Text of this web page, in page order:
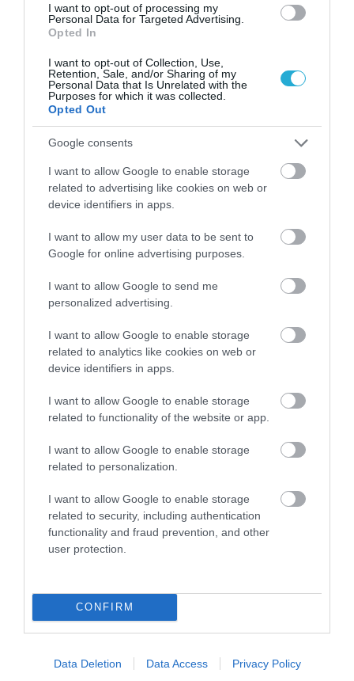
I want to opt-out of processing my
Personal Data for Targeted Advertising.
Opted In
I want to opt-out of Collection, Use,
Retention, Sale, and/or Sharing of my
Personal Data that Is Unrelated with the
Purposes for which it was collected.
Opted Out
Google consents
I want to allow Google to enable storage
related to advertising like cookies on web or
device identifiers in apps.
I want to allow my user data to be sent to
Google for online advertising purposes.
I want to allow Google to send me
personalized advertising.
I want to allow Google to enable storage
related to analytics like cookies on web or
device identifiers in apps.
I want to allow Google to enable storage
related to functionality of the website or app.
I want to allow Google to enable storage
related to personalization.
I want to allow Google to enable storage
related to security, including authentication
functionality and fraud prevention, and other
user protection.
CONFIRM
Data Deletion Data Access Privacy Policy
13.07.2026 18:01
Η διατροφή που μειώνει τη φλεγμονή στον
οργανισμό – Οι τροφές που προστατεύουν
13.07.2026 09:01
Τόσα κιλά θα χάσετε αν πίνετε δύο
ΔΗΜΟΦΙΛΗ
ΥΓΕΙΑ
Αυτό είναι το θαυματουργό έλαιο που
προστατεύει από το Αλτχάιμερ